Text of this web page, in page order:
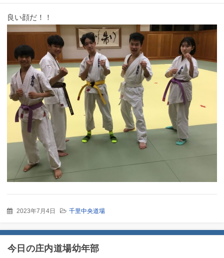
良い顔だ！！
2023年7月4日 千里中央道場
今日の庄内道場幼年部